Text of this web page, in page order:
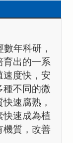
年科研，
育出的一系
速度快，安
種不同的微
速腐熟，
快速成為植
機質，改善